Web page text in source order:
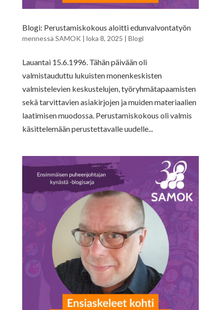
Blogi: Perustamiskokous aloitti edunvalvontatyön
mennessä SAMOK | loka 8, 2025 | Blogi
Lauantai 15.6.1996. Tähän päivään oli
valmistauduttu lukuisten monenkeskisten
valmistelevien keskustelujen, työryhmätapaamisten
sekä tarvittavien asiakirjojen ja muiden materiaalien
laatimisen muodossa. Perustamiskokous oli valmis
käsittelemään perustettavalle uudelle...